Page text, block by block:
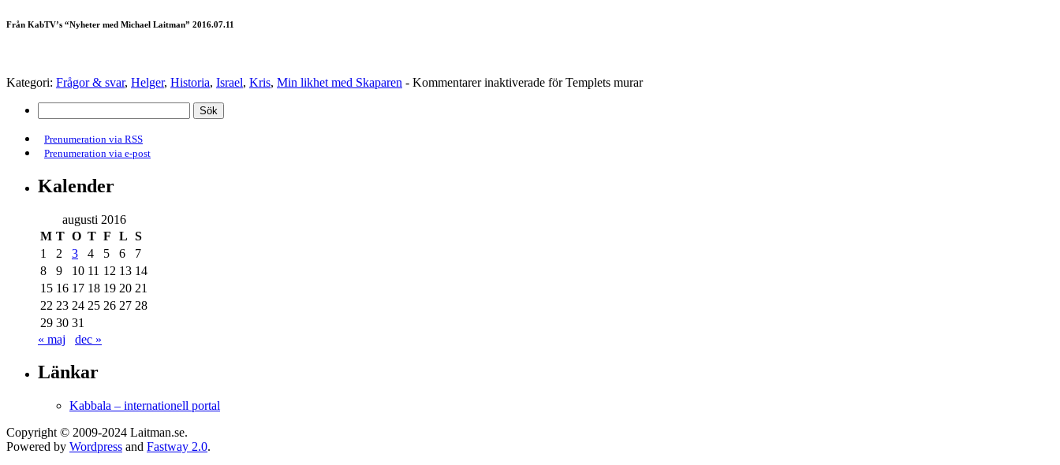
Från KabTV’s “Nyheter med Michael Laitman” 2016.07.11
Kategori: Frågor & svar, Helger, Historia, Israel, Kris, Min likhet med Skaparen - Kommentarer inaktiverade för Templets murar
Prenumeration via RSS
Prenumeration via e-post
Kalender
augusti 2016
M T O T F L S
1
2 3 4 5 6
7
8
9 10 11 12 13 14
15 16 17 18 19 20 21
22 23 24 25 26 27 28
29 30 31
« maj
dec »
Länkar
Kabbala – internationell portal
Copyright © 2009-2024 Laitman.se.
Powered by Wordpress and Fastway 2.0.